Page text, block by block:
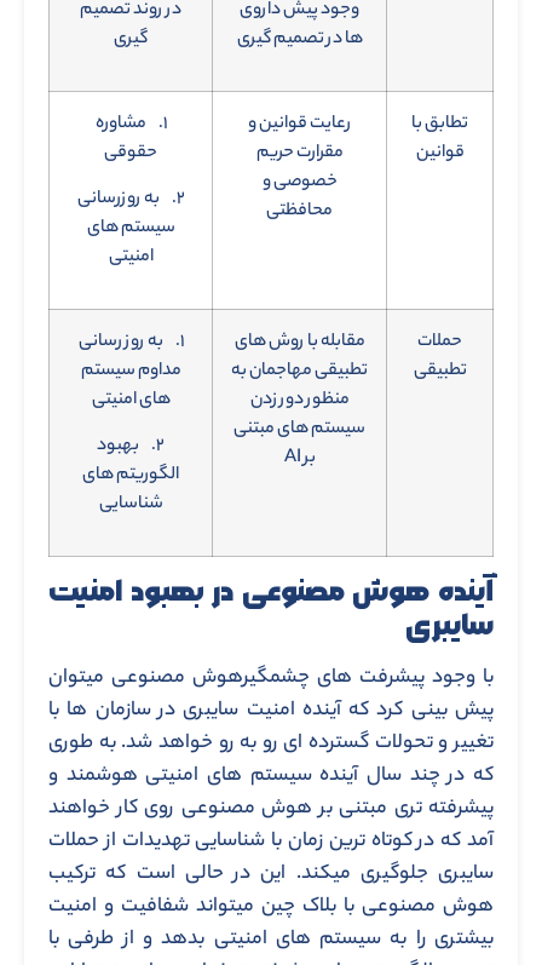
وجود پیش داروی
ها در تصمیم گیری
در روند تصمیم
گیری
تطابق با
قوانین
رعایت قوانین و
مقرارت حریم
خصوصی و
محافظتی
۱. مشاوره
حقوقی
۲. به روزرسانی
سیستم های
امنیتی
حملات
تطبیقی
مقابله با روش های
تطبیقی مهاجمان به
منظور دور زدن
سیستم های مبتنی
بر AI
۱. به روز رسانی
مداوم سیستم
های امنیتی
۲. بهبود
الگوریتم های
شناسایی
آینده هوش مصنوعی در بهبود امنیت
سایبری
با وجود پیشرفت های چشمگیرهوش مصنوعی میتوان
پیش بینی کرد که آینده امنیت سایبری در سازمان ها با
تغییر و تحولات گسترده ای رو به رو خواهد شد. به طوری
که در چند سال آینده سیستم های امنیتی هوشمند و
پیشرفته تری مبتنی بر هوش مصنوعی روی کار خواهند
آمد که در کوتاه ترین زمان با شناسایی تهدیدات از حملات
سایبری جلوگیری میکند. این در حالی است که ترکیب
هوش مصنوعی با بلاک چین میتواند شفافیت و امنیت
بیشتری را به سیستم های امنیتی بدهد و از طرفی با